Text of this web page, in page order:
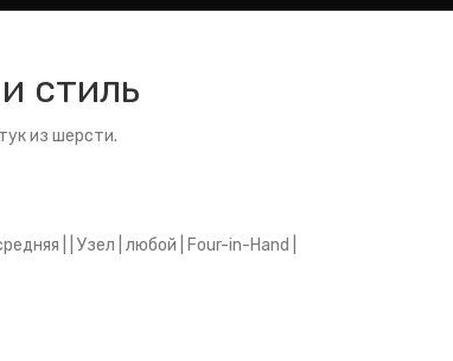
стиль
из шерсти.
| | Узел | любой | Four-in-Hand |